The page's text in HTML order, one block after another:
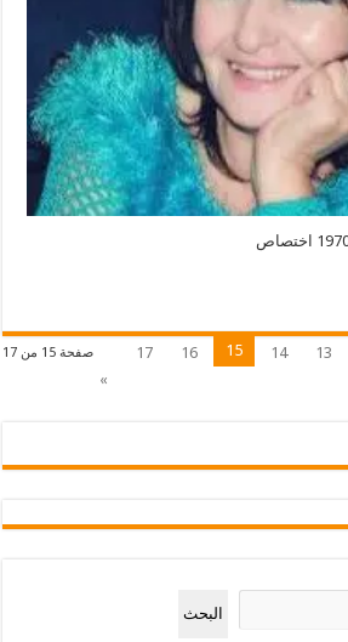
صفحة 15 من 17 13
14
15
16
17
»
البحث